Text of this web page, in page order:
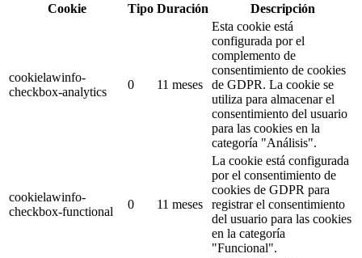
Cookie
Tipo Duración Descripción
cookielawinfo-
checkbox-analytics
0 11 meses
Esta cookie está
configurada por el
complemento de
consentimiento de cookies
de GDPR. La cookie se
utiliza para almacenar el
consentimiento del usuario
para las cookies en la
categoría "Análisis".
cookielawinfo-
checkbox-functional
0 11 meses
La cookie está configurada
por el consentimiento de
cookies de GDPR para
registrar el consentimiento
del usuario para las cookies
en la categoría
"Funcional".